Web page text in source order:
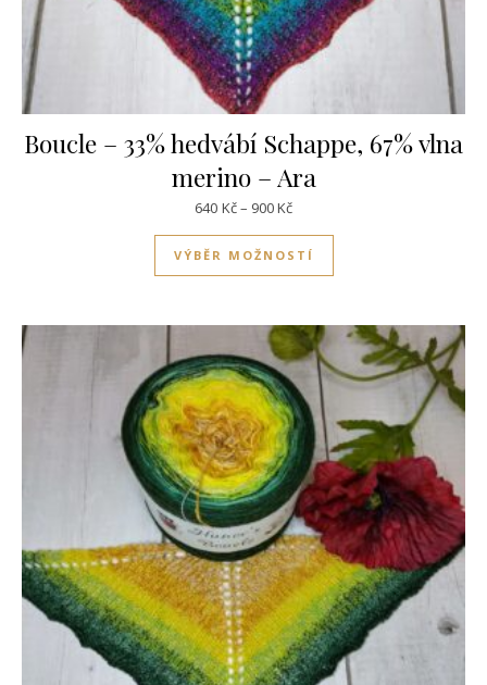
Boucle – 33% hedvábí Schappe, 67% vlna
merino – Ara
640 Kč– 900KčRozpětí cen: 640Kč až 900Kč
VÝBĚR MOŽNOSTÍ
Tento produkt má